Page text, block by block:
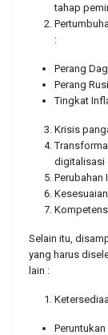
tahap
:
Perang
Perang
Tingkat
Krisis
digitalisasi
Perubahan
Kesesuaian
Selain itu,
yang harus
lain :
Peruntukan